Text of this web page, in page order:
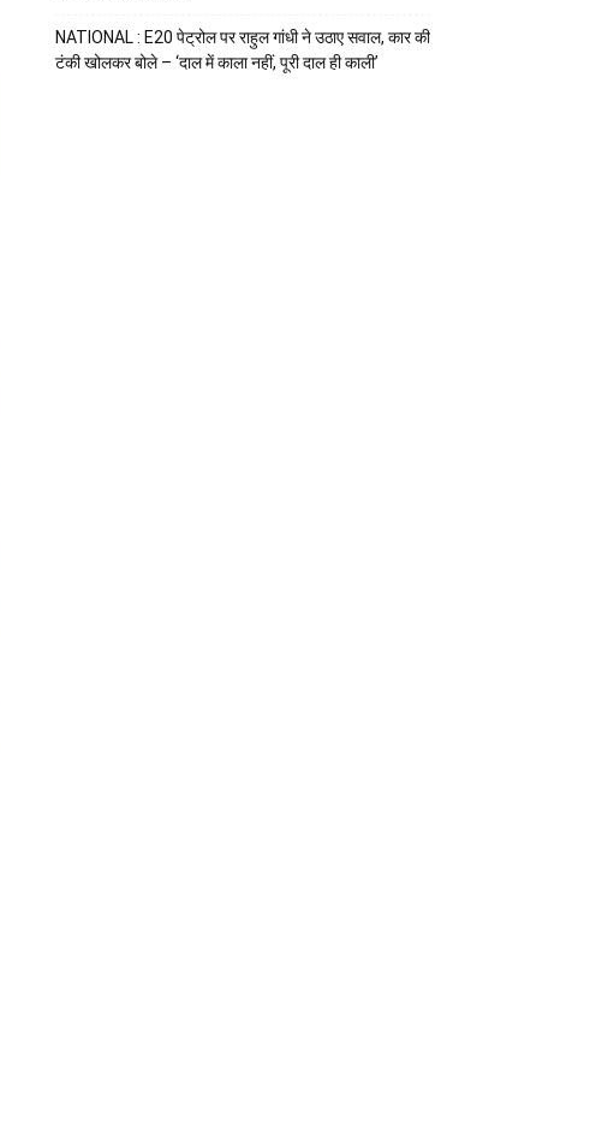
NATIONAL : E20 पेट्रोल पर राहुल गांधी ने उठाए सवाल, कार की
टंकी खोलकर बोले – ‘दाल में काला नहीं, पूरी दाल ही काली’